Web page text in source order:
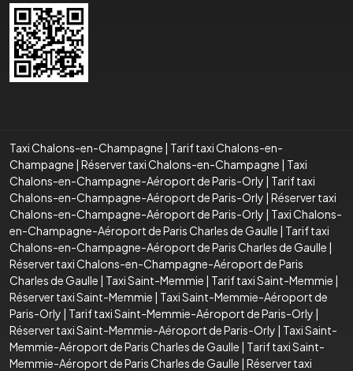
Taxi Chalons-en-Champagne | Tarif taxi Chalons-en-
Champagne | Réserver taxi Chalons-en-Champagne | Taxi
Chalons-en-Champagne-Aéroport de Paris-Orly | Tarif taxi
Chalons-en-Champagne-Aéroport de Paris-Orly | Réserver taxi
Chalons-en-Champagne-Aéroport de Paris-Orly | Taxi Chalons-
en-Champagne-Aéroport de Paris Charles de Gaulle | Tarif taxi
Chalons-en-Champagne-Aéroport de Paris Charles de Gaulle |
Réserver taxi Chalons-en-Champagne-Aéroport de Paris
Charles de Gaulle | Taxi Saint-Memmie | Tarif taxi Saint-Memmie |
Réserver taxi Saint-Memmie | Taxi Saint-Memmie-Aéroport de
Paris-Orly | Tarif taxi Saint-Memmie-Aéroport de Paris-Orly |
Réserver taxi Saint-Memmie-Aéroport de Paris-Orly | Taxi Saint-
Memmie-Aéroport de Paris Charles de Gaulle | Tarif taxi Saint-
Memmie-Aéroport de Paris Charles de Gaulle | Réserver taxi